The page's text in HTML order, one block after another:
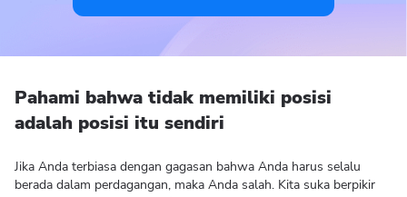
Pahami bahwa tidak memiliki posisi
adalah posisi itu sendiri
Jika Anda terbiasa dengan gagasan bahwa Anda harus selalu
berada dalam perdagangan, maka Anda salah. Kita suka berpikir